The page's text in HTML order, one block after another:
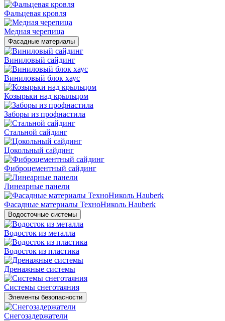
Фальцевая кровля
Медная черепица
Фасадные материалы
Виниловый сайдинг
Виниловый блок хаус
Козырьки над крыльцом
Заборы из профнастила
Стальной сайдинг
Цокольный сайдинг
Фиброцементный сайдинг
Линеарные панели
Фасадные материалы ТехноНиколь Hauberk
Водосточные системы
Водосток из металла
Водосток из пластика
Дренажные системы
Системы снеготаяния
Элементы безопасности
Снегозадержатели